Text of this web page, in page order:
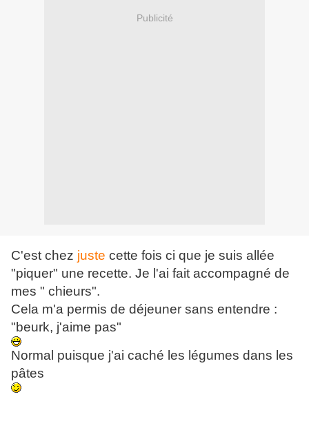
Publicité
C'est chez juste cette fois ci que je suis allée
"piquer" une recette. Je l'ai fait accompagné de
mes " chieurs".
Cela m'a permis de déjeuner sans entendre :
"beurk, j'aime pas"
Normal puisque j'ai caché les légumes dans les
pâtes